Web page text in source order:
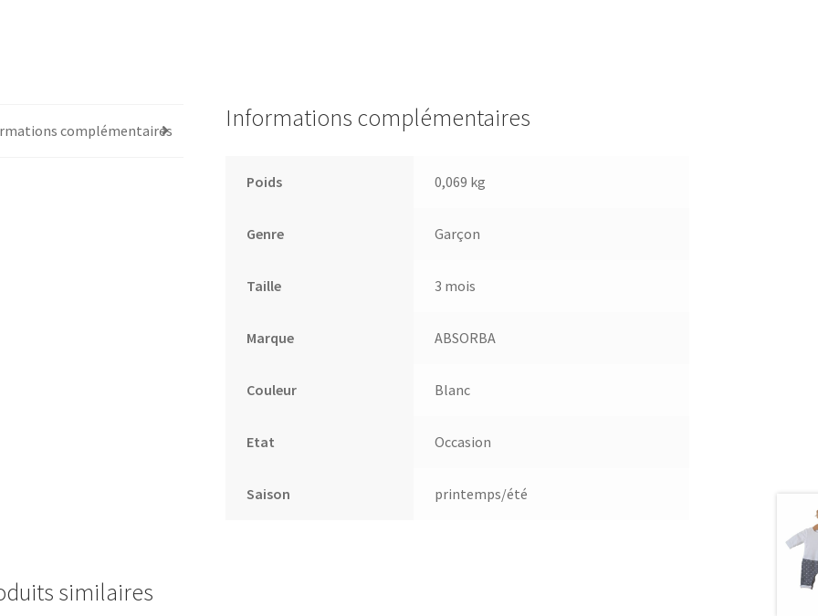
complémentaires Informations complémentaires
Poids 0,069 kg
Genre Garçon
Taille 3 mois
Marque ABSORBA
Couleur Blanc
Etat Occasion
Saison printemps/été
similaires